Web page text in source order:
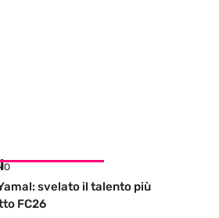
svelato il talento più
FC26